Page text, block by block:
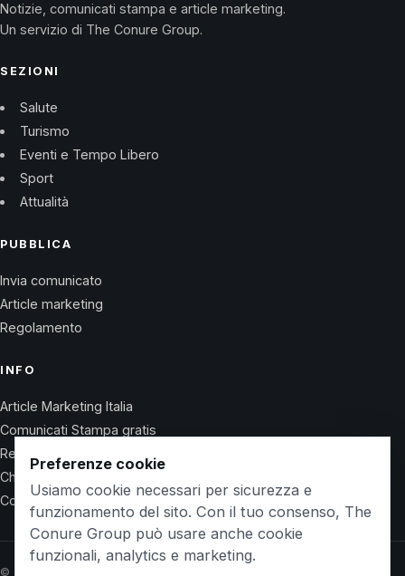
Notizie, comunicati stampa e article marketing.
Un servizio di The Conure Group.
SEZIONI
Salute
Turismo
Eventi e Tempo Libero
Sport
Attualità
PUBBLICA
Invia comunicato
Article marketing
Regolamento
INFO
Article Marketing Italia
Comunicati Stampa gratis
Regolamento
Chi Siamo
Contatti
© 2026 Wet Life News · The Conure Group
Preferenze cookie
Usiamo cookie necessari per sicurezza e
funzionamento del sito. Con il tuo consenso, The
Conure Group può usare anche cookie
funzionali, analytics e marketing.